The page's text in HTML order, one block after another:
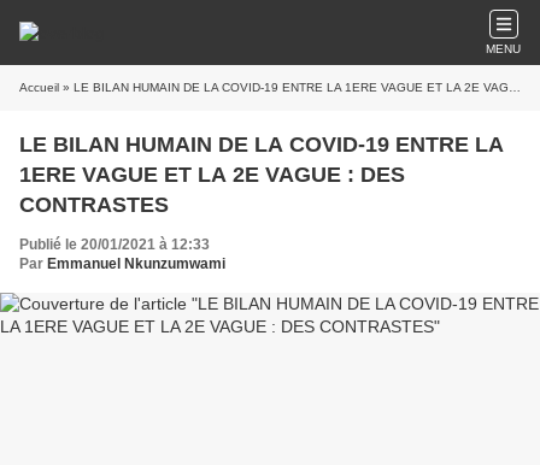
MENU
Accueil » LE BILAN HUMAIN DE LA COVID-19 ENTRE LA 1ERE VAGUE ET LA 2E VAGUE : DES CONTRASTES
LE BILAN HUMAIN DE LA COVID-19 ENTRE LA
1ERE VAGUE ET LA 2E VAGUE : DES
CONTRASTES
Publié le 20/01/2021 à 12:33
Par Emmanuel Nkunzumwami